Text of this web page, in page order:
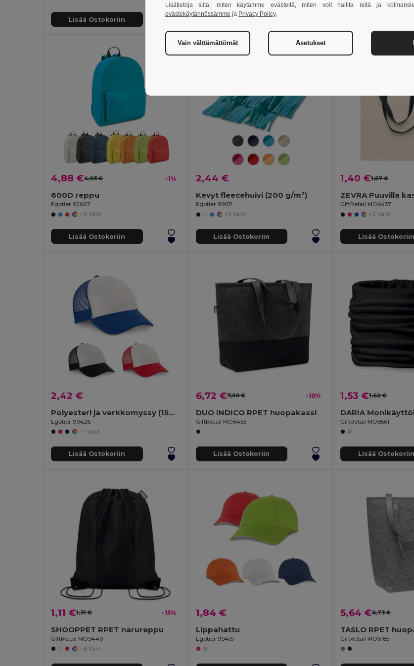
Lisää Ostokoriin Lisää Ostokoriin
4,88 €4,93 € -1%
600D reppu
Egotier 92667
+6 Värit
Lisää Ostokoriin
2,44 €
Kevyt fleecehuivi (200 g/m²)
Egotier 99011
+3 Värit
Lisää Ostokoriin
1,40 €1,57 €
ZEVRA Puuvilla
GiftRetail MO6437
+2 Värit
Lisää Ostokoriin
2,42 €
Polyesteri ja verkkomyssy (150 g/m²)
Egotier 99426
+1 Värit
Lisää Ostokoriin
6,72 €7,50 € -10%
DUO INDICO RPET huopakassi
GiftRetail MO6455
Lisää Ostokoriin
1,53 €1,62 €
GiftRetail MO8561
Lisää Ostokoriin
1,11 €1,31 € -15%
SHOOPPET RPET narureppu
GiftRetail MO9440
+8 Värit
1,84 €
Lippahattu
Egotier 99415
5,64 €6,73 €
TASLO RPET
GiftRetail MO6185
Lisätietoja siitä, miten käytämme evästeitä, miten voit hallita niitä ja
evästekäytännössämme ja Privacy Policy.
Vain välttämättömät Asetukset